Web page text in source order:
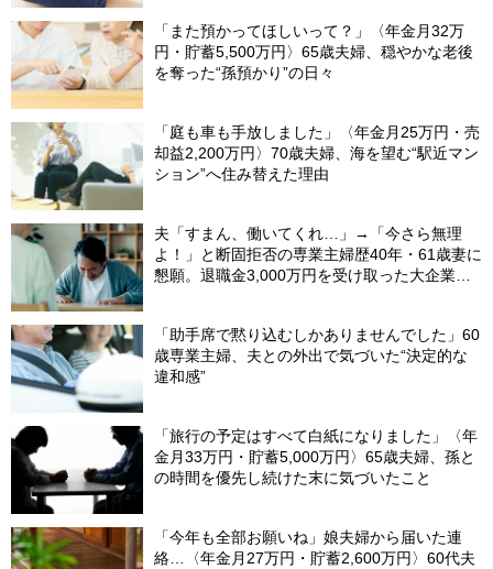
「また預かってほしいって？」〈年金月32万
円・貯蓄5,500万円〉65歳夫婦、穏やかな老後
を奪った“孫預かり”の日々
「庭も車も手放しました」〈年金月25万円・売
却益2,200万円〉70歳夫婦、海を望む“駅近マン
ション”へ住み替えた理由
夫「すまん、働いてくれ…」→「今さら無理
よ！」と断固拒否の専業主婦歴40年・61歳妻に
懇願。退職金3,000万円を受け取った大企業元
「助手席で黙り込むしかありませんでした」60
歳専業主婦、夫との外出で気づいた“決定的な
違和感”
「旅行の予定はすべて白紙になりました」〈年
金月33万円・貯蓄5,000万円〉65歳夫婦、孫と
の時間を優先し続けた末に気づいたこと
「今年も全部お願いね」娘夫婦から届いた連
絡…〈年金月27万円・貯蓄2,600万円〉60代夫